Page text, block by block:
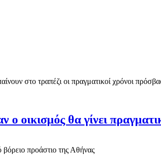
στο τραπέζι οι πραγματικοί χρόνοι
οικισμός θα γίνει